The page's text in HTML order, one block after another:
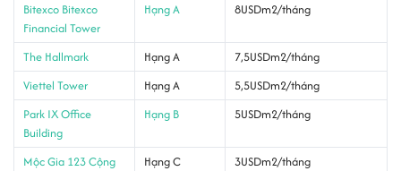
Bitexco Bitexco
Financial Tower
Hạng A 8USDm2/tháng
The Hallmark Hạng A
7,5USDm2/tháng
Viettel Tower
Hạng A
5,5USDm2/tháng
Park IX Office
Building
Hạng B 5USDm2/tháng
Mộc Gia 123 Cộng
Hạng C 3USDm2/tháng